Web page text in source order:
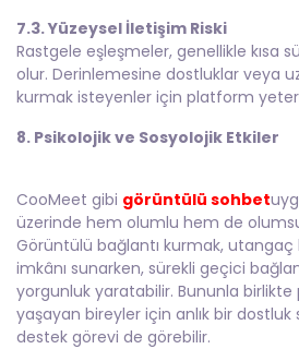
7.3. Yüzeysel İletişim Riski
Rastgele eşleşmeler, genellikle kısa
olur. Derinlemesine dostluklar veya
kurmak isteyenler için platform
8. Psikolojik ve Sosyolojik Etkiler
CooMeet gibi görüntülü sohbet
üzerinde hem olumlu hem de
Görüntülü bağlantı kurmak, utangaç
imkânı sunarken, sürekli geçici
yorgunluk yaratabilir. Bununla birlikte
yaşayan bireyler için anlık bir dostluk
destek görevi de görebilir.